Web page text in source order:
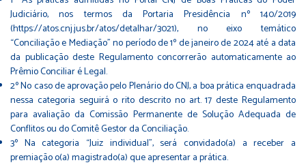
Judiciário, nos termos da Portaria Presidência nº 140/2019
(https://atos.cnj.jus.br/atos/detalhar/3021), no eixo temático
“Conciliação e Mediação” no período de 1º de janeiro de 2024 até a data
da publicação deste Regulamento concorrerão automaticamente ao
Prêmio Conciliar é Legal.
2º No caso de aprovação pelo Plenário do CNJ, a boa prática enquadrada
nessa categoria seguirá o rito descrito no art. 17 deste Regulamento
para avaliação da Comissão Permanente de Solução Adequada de
Conflitos ou do Comitê Gestor da Conciliação.
3º Na categoria “Juiz individual”, será convidado(a) a receber a
premiação o(a) magistrado(a) que apresentar a prática.